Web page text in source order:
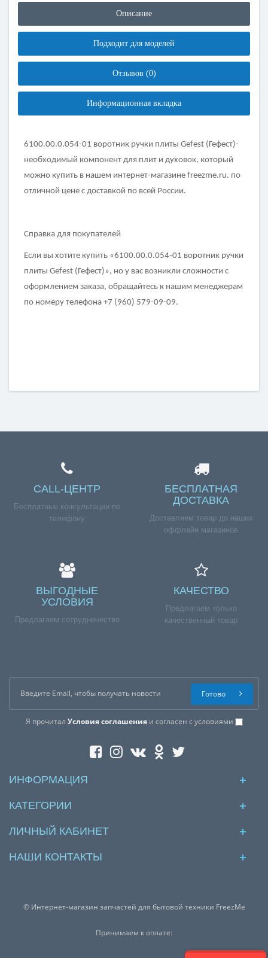
Описание
Подходит для моделей
Отзывов (0)
Информационная вкладка
6100.00.0.054-01 воротник ручки плиты Gefest (Гефест)-
необходимый компонент для плит и духовок, который
можно купить в нашем интернет-магазине freezme.ru. по
отличной цене с доставкой по всей России.
Справка для покупателей
Если вы хотите купить «6100.00.0.054-01 воротник ручки
плиты Gefest (Гефест)», но у вас возникли сложности с
оформлением заказа, обращайтесь к нашим менеджерам
по номеру телефона +7 (960) 579-09-09.
CALL-ЦЕНТР
Бесплатные консультации по
телефону
БЕСПЛАТНАЯ
ДОСТАВКА
Доставляем товар до наших
оффлайн магазинов
ВЫГОДНЫЕ
УСЛОВИЯ
Предлагаем сотрудничество
КАЧЕСТВО
Предлагаем только
качественный товар
Я прочитал Условия соглашенияи согласен с условиями
Готово
ИНФОРМАЦИЯ
КАТЕГОРИИ
ЛИЧНЫЙ КАБИНЕТ
НАШИ КОНТАКТЫ
© Интернет-магазин запчастей для бытовой техники FreezMe
Принимаем к оплате: